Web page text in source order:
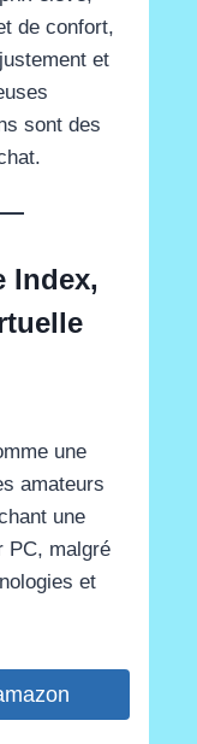
de confort,
et
sont des
Index,
une
amateurs
une
PC, malgré
et